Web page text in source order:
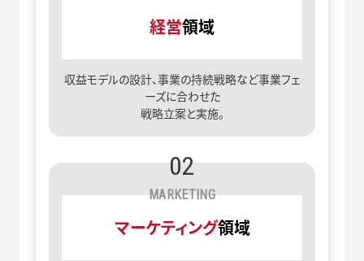
経営領域
収益モデルの設計、事業の持続戦略など事業フェ
ーズに合わせた
戦略立案と実施。
02
MARKETING
マーケティング領域